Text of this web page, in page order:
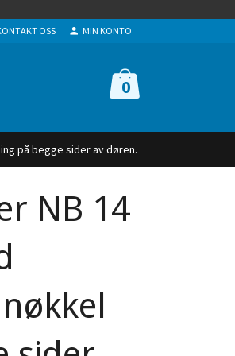
OSS MIN KONTO
0
på begge sider av døren.
NB 14